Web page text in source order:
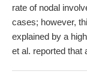
rate of nodal
cases; however,
explained by a
et al. reported that